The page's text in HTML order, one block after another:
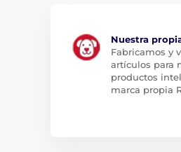
Nuestra
Fabricamos y
artículos para
productos
marca propia